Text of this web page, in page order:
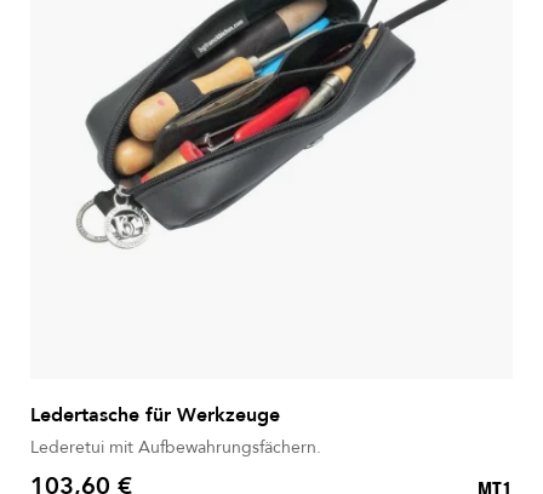
Ledertasche für Werkzeuge
Lederetui mit Aufbewahrungsfächern.
103,60 €